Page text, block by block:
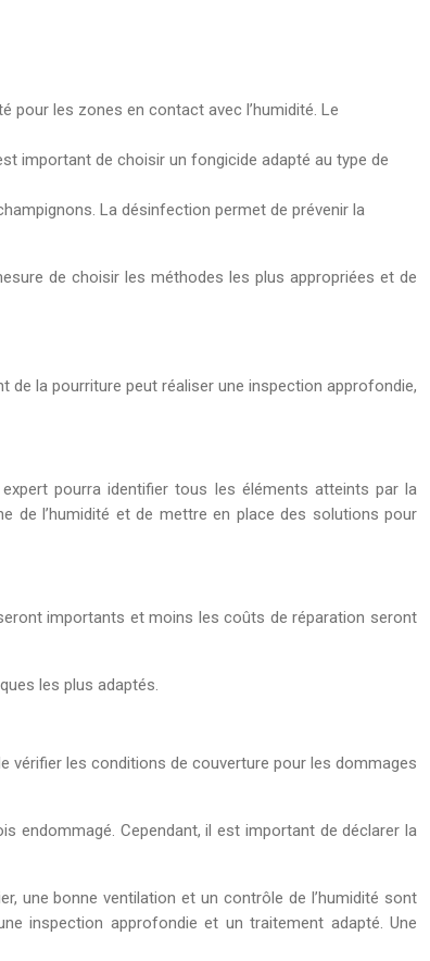
les zones en contact avec l’humidité. Le
important de choisir un fongicide adapté au type de
La désinfection permet de prévenir la
de choisir les méthodes les plus appropriées et de
de la pourriture peut réaliser une inspection approfondie,
pourra identifier tous les éléments atteints par la
de l’humidité et de mettre en place des solutions pour
importants et moins les coûts de réparation seront
les plus adaptés.
vérifier les conditions de couverture pour les dommages
endommagé. Cependant, il est important de déclarer la
une bonne ventilation et un contrôle de l’humidité sont
inspection approfondie et un traitement adapté. Une